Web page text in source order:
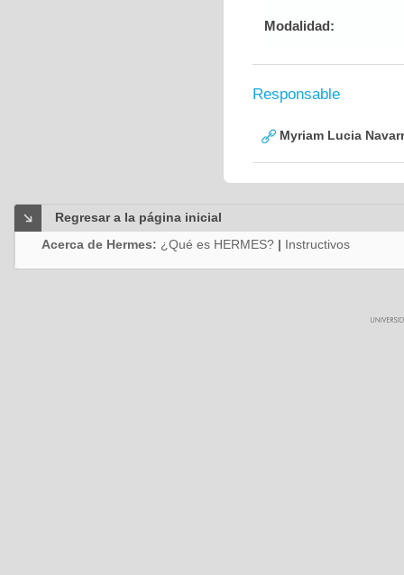
Modalidad:
Responsable
Myriam Lucia
Regresar a la página inicial
Acerca de Hermes: ¿Qué es HERMES? | Instructivos